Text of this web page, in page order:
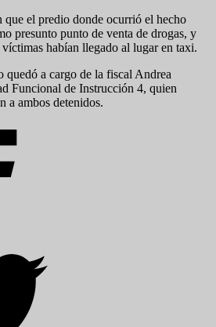
que el predio donde ocurrió el hecho
presunto punto de venta de drogas, y
habían llegado al lugar en taxi.
quedó a cargo de la fiscal Andrea
Funcional de Instrucción 4, quien
a ambos detenidos.